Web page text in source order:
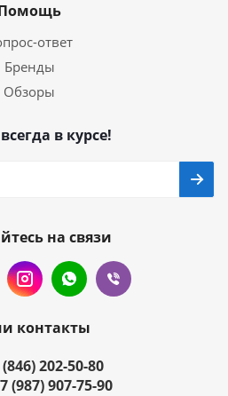
ответ
Бренды
Обзоры
в курсе!
на связи
контакты
202-50-80
(987) 907-75-90